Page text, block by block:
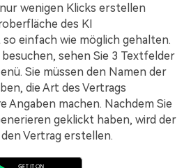
wenigen Klicks erstellen
des KI
einfach wie möglich gehalten.
sehen Sie 3 Textfelder
Sie müssen den Namen der
die Art des Vertrags
Angaben machen. Nachdem Sie
geklickt haben, wird der
Vertrag erstellen.